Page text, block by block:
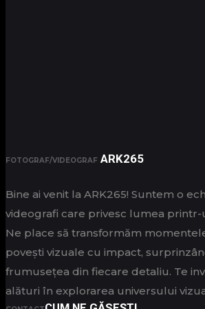
FOTOGRAF/VIDEOGRAF ARK265
Bine ai venit la ARK265! Suntem o
videografi care privesc lumea printr-
Ne place să transformăm
povești vizuale cu impact,
frumusețea din fiecare detaliu. Te
alături în explorarea universului